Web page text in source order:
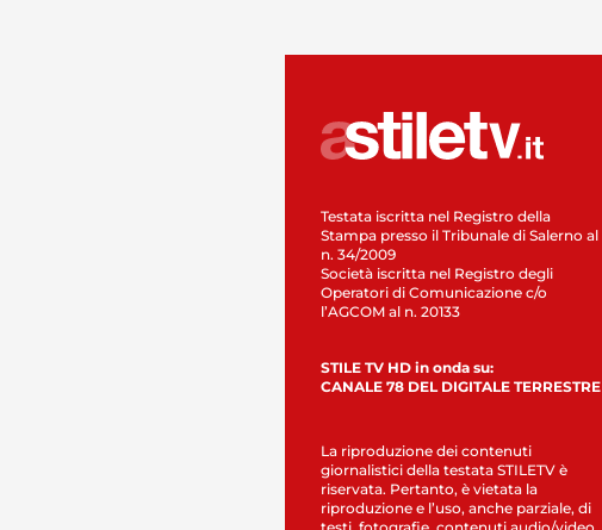
Testata iscritta nel Registro della
Stampa presso il Tribunale di Salerno al
n. 34/2009
Società iscritta nel Registro degli
Operatori di Comunicazione c/o
l’AGCOM al n. 20133
STILE TV HD in onda su:
CANALE 78 DEL DIGITALE TERRESTRE
La riproduzione dei contenuti
giornalistici della testata STILETV è
riservata. Pertanto, è vietata la
riproduzione e l’uso, anche parziale, di